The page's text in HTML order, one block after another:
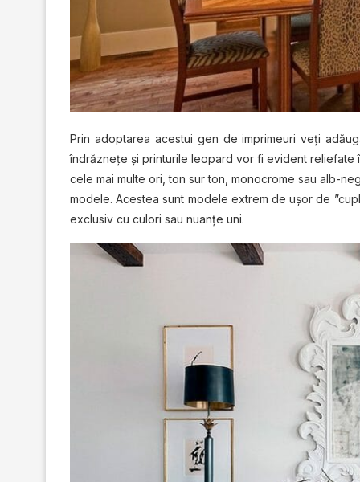
Prin adoptarea acestui gen de imprimeuri veţi
îndrăzneţe şi printurile leopard vor fi evident reliefate
cele mai multe ori, ton sur ton, monocrome sau alb-
modele. Acestea sunt modele extrem de uşor de
exclusiv cu culori sau nuanţe uni.